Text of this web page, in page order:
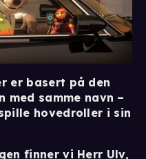
er basert på den
samme navn –
hovedroller i sin
finner vi Herr Ulv,